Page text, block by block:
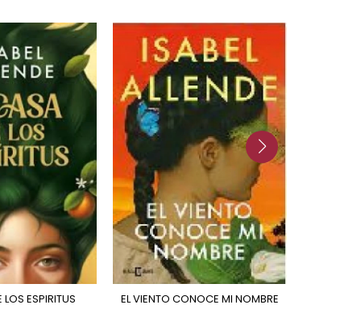
LOS ESPIRITUS EL VIENTO CONOCE MI NOMBRE